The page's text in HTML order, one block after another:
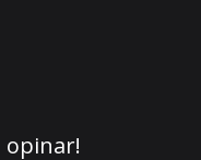
opinar!